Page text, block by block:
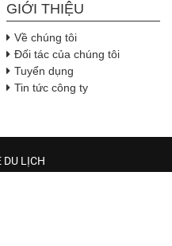
GIỚI THIỆU
Về chúng tôi
Đối tác của chúng tôi
Tuyển dụng
Tin tức công ty
DU LỊCH